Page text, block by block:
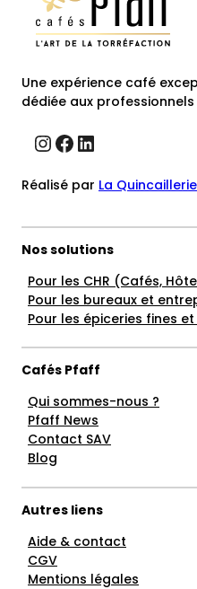
Une expérience café
dédiée aux professionnels
InstagramFacebook LinkedIn
Réalisé par La Quincaillerie
Nos solutions
Pour les CHR (Cafés,
Pour les bureaux et
Pour les épiceries fines
Cafés Pfaff
Qui sommes-nous ?
Pfaff News
Contact SAV
Blog
Autres liens
Aide & contact
CGV
Mentions légales